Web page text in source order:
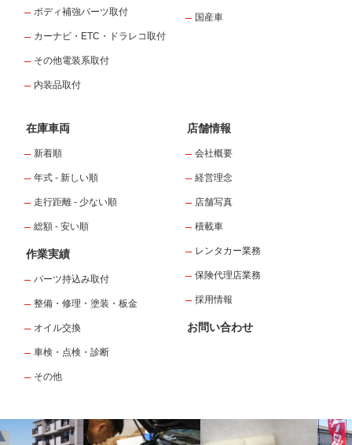
ボディ補強パーツ取付
カーナビ・ETC・ドラレコ取付
その他電装系取付
内装品取付
国産車
在庫車両
新着順
年式 - 新しい順
走行距離 - 少ない順
総額 - 安い順
作業実績
パーツ持込み取付
整備・修理・塗装・板金
オイル交換
車検・点検・診断
その他
店舗情報
会社概要
経営理念
店舗写真
積載車
レンタカー業務
保険代理店業務
採用情報
お問い合わせ